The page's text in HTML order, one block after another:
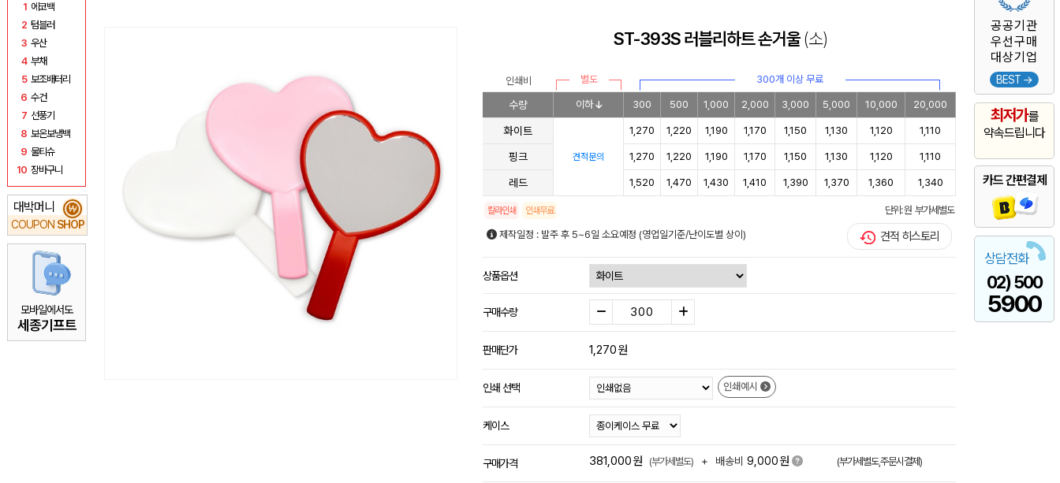
1 에코백
2 텀블러
3 우산
4 부채
5 보조배터리
6 수건
7 선풍기
8 보온보냉백
9 물티슈
10 장바구니
대박머니
COUPON SHOP
₩
모바일에서도
세종기프트
공공기관
우선구매
대상기업
BEST →
최저가를
약속드립니다
카드 간편결제
상담전화
02) 500
5900
ST-393S 러블리하트 손거울(소)
인쇄비 별도 300개 이상 무료
수량 이하 300 500 1,000 2,000 3,000 5,000 10,000 20,000
화이트
견적문의
1,270 1,220 1,190 1,170 1,150 1,130 1,120 1,110
핑크 1,270 1,220 1,190 1,170 1,150 1,130 1,120 1,110
레드 1,520 1,470 1,430 1,410 1,390 1,370 1,360 1,340
칼라인쇄 인쇄무료 단위: 원 부가세별도
제작일정 : 발주 후 5~6일 소요예정 (영업일기준/난이도별 상이) 견적 히스토리
상품옵션
구매수량
판매단가 1,270원
인쇄 선택 인쇄예시
케이스
구매가격 381,000원 (부가세별도) + 배송비 9,000원 (부가세별도,주문시결제)